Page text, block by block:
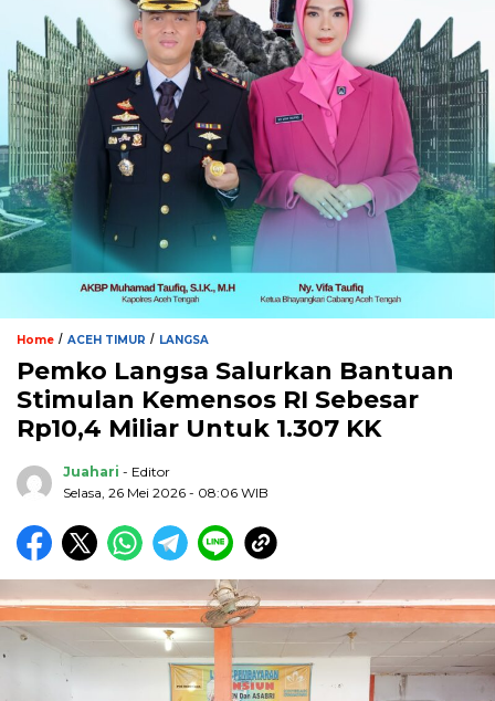
Home / ACEH TIMUR / LANGSA
Pemko Langsa Salurkan Bantuan
Stimulan Kemensos RI Sebesar
Rp10,4 Miliar Untuk 1.307 KK
Juahari - Editor
Selasa, 26 Mei 2026 - 08:06 WIB